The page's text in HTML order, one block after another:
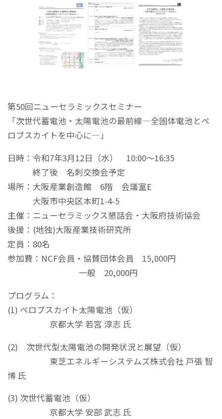
第50回ニューセラミックスセミナー
「次世代蓄電池・太陽電池の最前線―全固体電池とペ
ロブスカイトを中心に―」
日時：令和7年3月12日（水） 10:00～16:35
終了後 名刺交換会予定
場所：大阪産業創造館 6階 会議室E
大阪市中央区本町1-4-5
主催：ニューセラミックス懇話会・大阪府技術協会
後援：(地独)大阪産業技術研究所
定員：80名
参加費：NCF会員・協賛団体会員 15,000円
一般 20,000円
プログラム：
(1) ペロブスカイト太陽電池（仮）
京都大学 若宮 淳志 氏
(2) 次世代型太陽電池の開発状況と展望（仮）
東芝エネルギーシステムズ株式会社 戸張 智
博 氏
(3) 次世代蓄電池（仮）
京都大学 安部 武志 氏